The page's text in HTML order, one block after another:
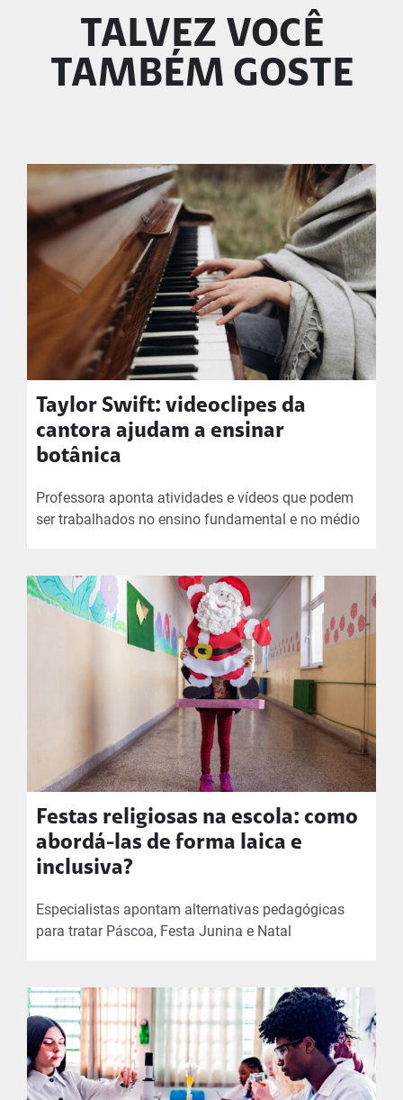
TALVEZ VOCÊ
TAMBÉM GOSTE
Taylor Swift: videoclipes da
cantora ajudam a ensinar
botânica
Professora aponta atividades e vídeos que podem
ser trabalhados no ensino fundamental e no médio
Festas religiosas na escola: como
abordá-las de forma laica e
inclusiva?
Especialistas apontam alternativas pedagógicas
para tratar Páscoa, Festa Junina e Natal